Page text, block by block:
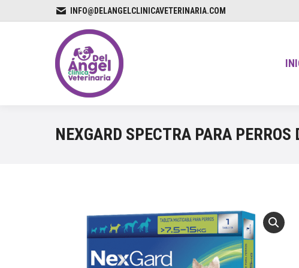
INFO@DELANGELCLINICAVETERINARIA.COM
NEXGARD SPECTRA PARA